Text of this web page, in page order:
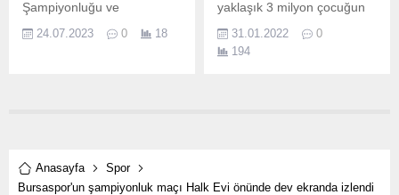
Şampiyonluğu ve
24.07.2023 0 18
yaklaşık 3 milyon çocuğun
sağlayan Türkiye Eğitim
Gönüllüleri Vakfı (TEGV),
31.01.2022
0
194
Anasayfa
Spor
Bursaspor'un şampiyonluk maçı Halk Evi önünde dev ekranda izlendi